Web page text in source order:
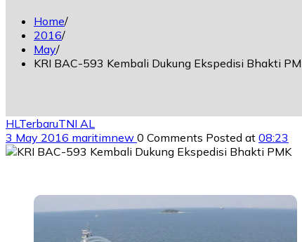
Home
2016
May
KRI BAC-593 Kembali Dukung Ekspedisi Bhakti
HL TerbaruTNI AL
3 May 2016 maritimnew 0 Comments Posted at 08:23